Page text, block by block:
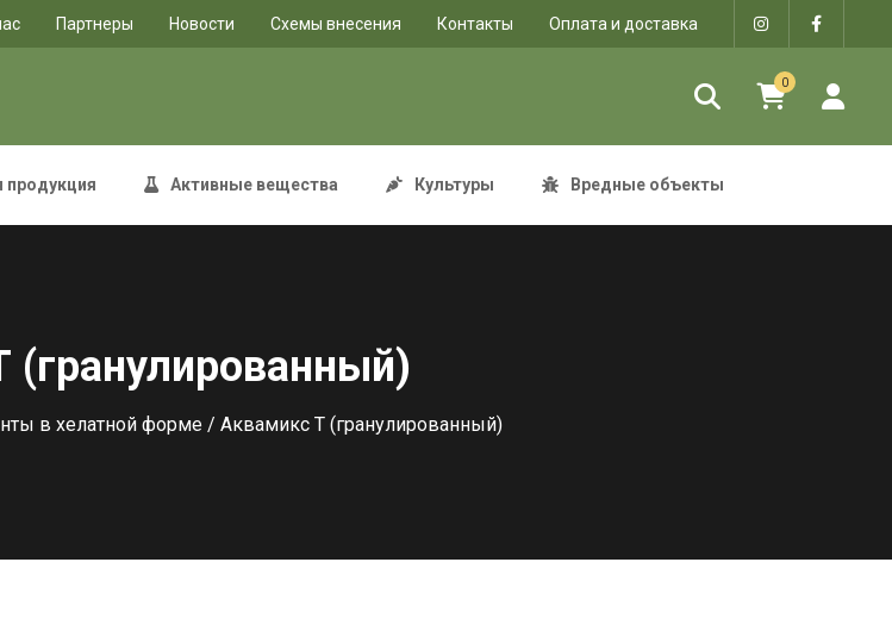
Партнеры Новости Схемы внесения Контакты Оплата и доставка
0
продукция Активные вещества Культуры Вредные объекты
(гранулированный)
в хелатной форме / Аквамикс Т (гранулированный)